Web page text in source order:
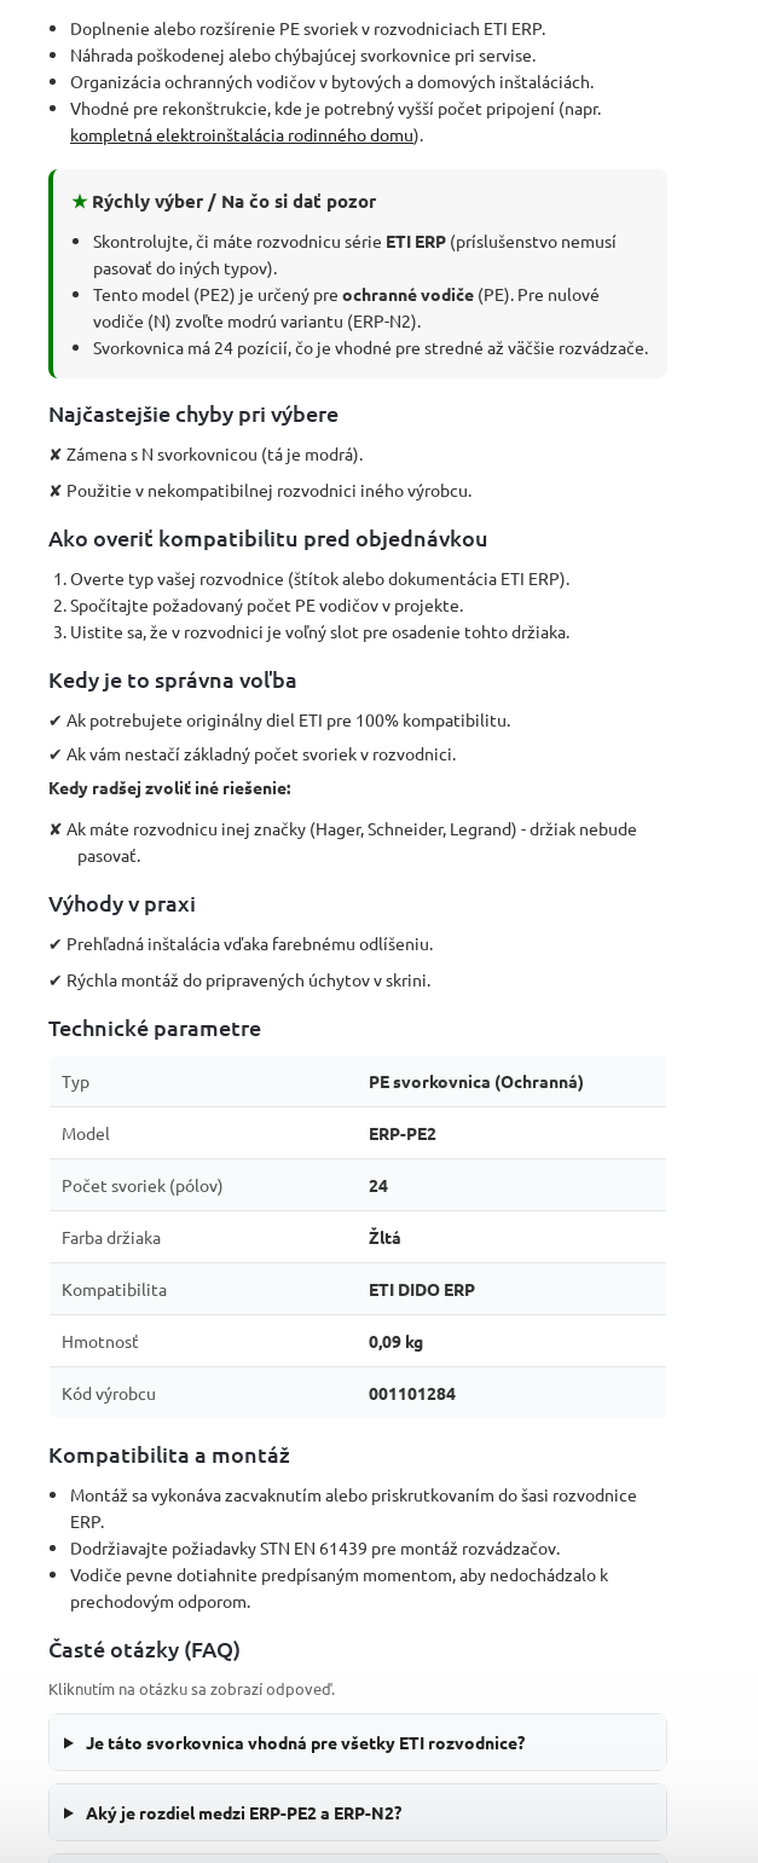
Doplnenie alebo rozšírenie PE svoriek v rozvodniciach ETI ERP.
Náhrada poškodenej alebo chýbajúcej svorkovnice pri servise.
Organizácia ochranných vodičov v bytových a domových inštaláciách.
Vhodné pre rekonštrukcie, kde je potrebný vyšší počet pripojení (napr.
kompletná elektroinštalácia rodinného domu).
★Rýchly výber / Na čo si dať pozor
Skontrolujte, či máte rozvodnicu série ETI ERP (príslušenstvo nemusí
pasovať do iných typov).
Tento model (PE2) je určený pre ochranné vodiče (PE). Pre nulové
vodiče (N) zvoľte modrú variantu (ERP-N2).
Svorkovnica má 24 pozícií, čo je vhodné pre stredné až väčšie rozvádzače.
Najčastejšie chyby pri výbere
✘ Zámena s N svorkovnicou (tá je modrá).
✘ Použitie v nekompatibilnej rozvodnici iného výrobcu.
Ako overiť kompatibilitu pred objednávkou
Overte typ vašej rozvodnice (štítok alebo dokumentácia ETI ERP).
Spočítajte požadovaný počet PE vodičov v projekte.
Uistite sa, že v rozvodnici je voľný slot pre osadenie tohto držiaka.
Kedy je to správna voľba
✔ Ak potrebujete originálny diel ETI pre 100% kompatibilitu.
✔ Ak vám nestačí základný počet svoriek v rozvodnici.
Kedy radšej zvoliť iné riešenie:
✘ Ak máte rozvodnicu inej značky (Hager, Schneider, Legrand) - držiak nebude
pasovať.
Výhody v praxi
✔ Prehľadná inštalácia vďaka farebnému odlíšeniu.
✔ Rýchla montáž do pripravených úchytov v skrini.
Technické parametre
Typ PE svorkovnica (Ochranná)
Model ERP-PE2
Počet svoriek (pólov) 24
Farba držiaka Žltá
Kompatibilita ETI DIDO ERP
Hmotnosť 0,09 kg
Kód výrobcu 001101284
Kompatibilita a montáž
Montáž sa vykonáva zacvaknutím alebo priskrutkovaním do šasi rozvodnice
ERP.
Dodržiavajte požiadavky STN EN 61439 pre montáž rozvádzačov.
Vodiče pevne dotiahnite predpísaným momentom, aby nedochádzalo k
prechodovým odporom.
Časté otázky (FAQ)
Kliknutím na otázku sa zobrazí odpoveď.
Je táto svorkovnica vhodná pre všetky ETI rozvodnice?
Aký je rozdiel medzi ERP-PE2 a ERP-N2?